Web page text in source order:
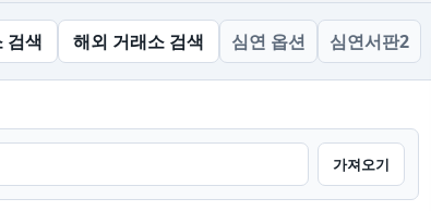
검색 해외 거래소 검색 심연 옵션 심연서판2
가져오기